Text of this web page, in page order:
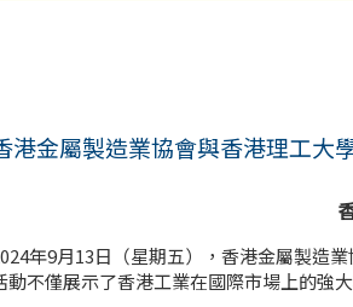
港金屬製造業協會與香港理工大
年9月13日（星期五），香港金屬製造
動不僅展示了香港工業在國際市場上的強